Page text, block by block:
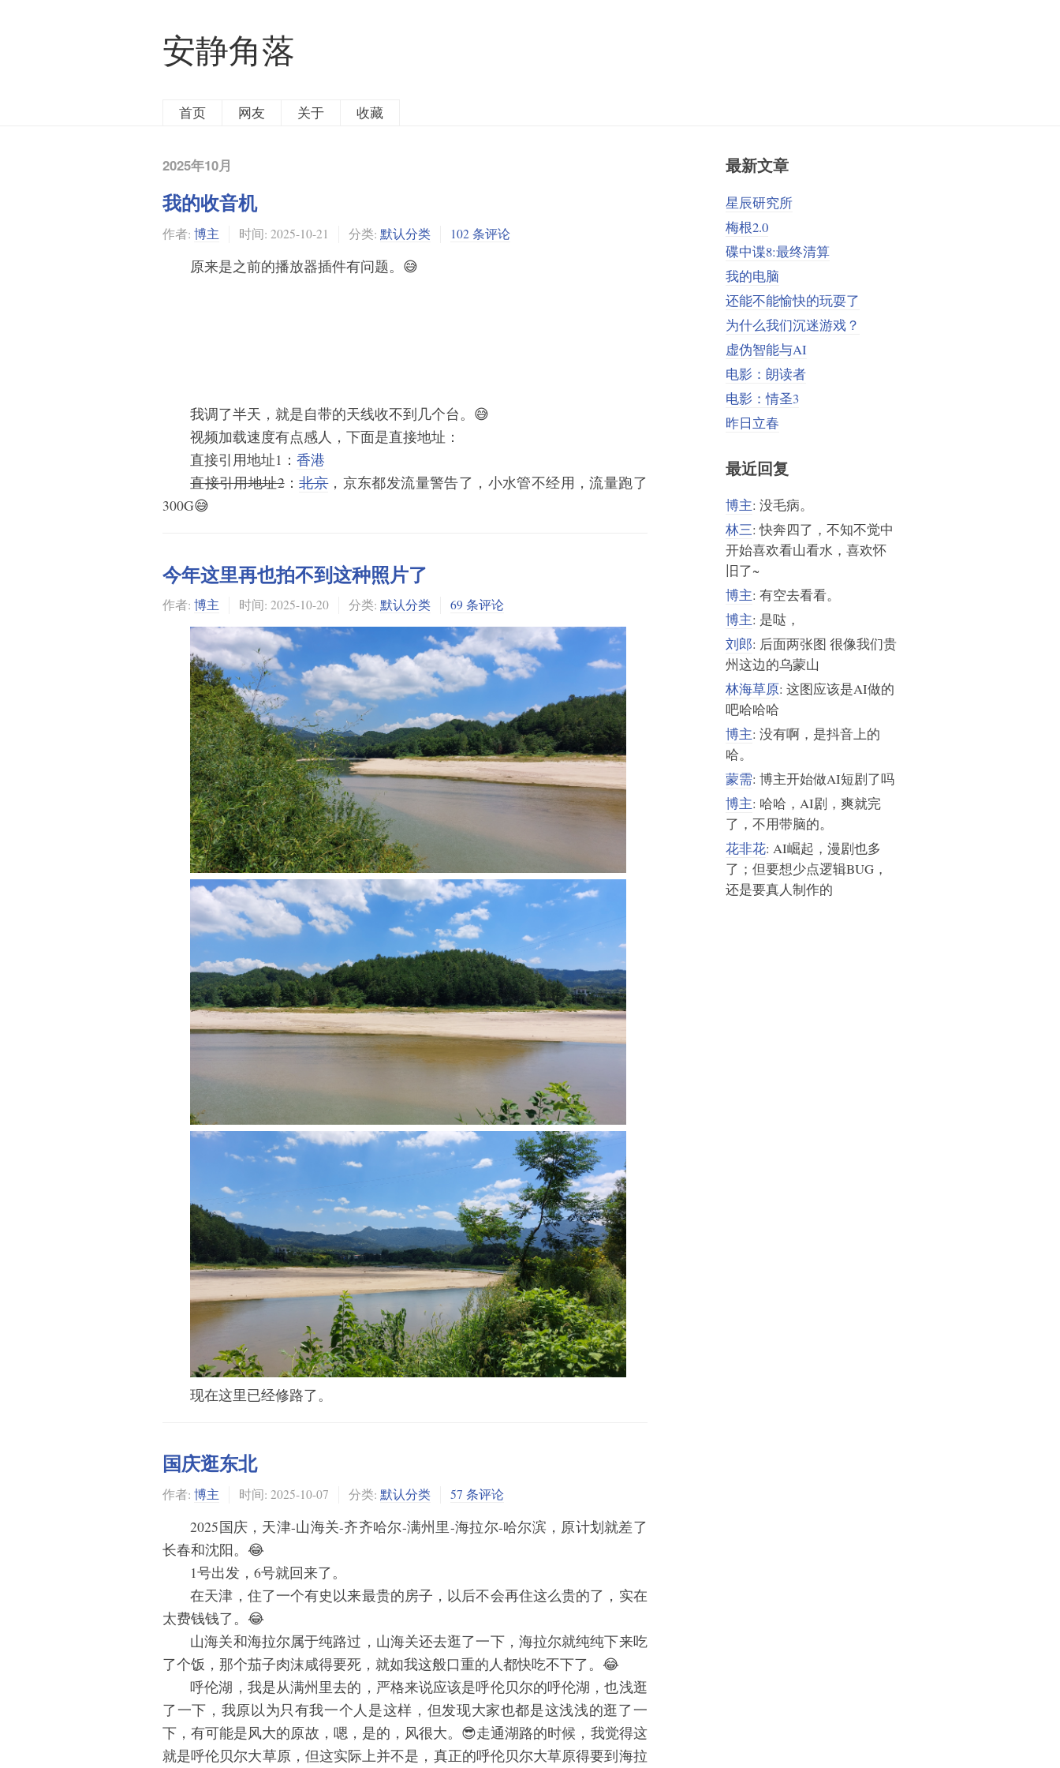
安静角落
首页 网友 关于 收藏
2025年10月
我的收音机
作者: 博主 时间: 2025-10-21 分类: 默认分类 102 条评论
原来是之前的播放器插件有问题。😅
我调了半天，就是自带的天线收不到几个台。😅
视频加载速度有点感人，下面是直接地址：
直接引用地址1：香港
直接引用地址2：北京，京东都发流量警告了，小水管不经用，流量跑了
300G😅
今年这里再也拍不到这种照片了
作者: 博主 时间: 2025-10-20 分类: 默认分类 69 条评论
现在这里已经修路了。
国庆逛东北
作者: 博主 时间: 2025-10-07 分类: 默认分类 57 条评论
2025国庆，天津-山海关-齐齐哈尔-满州里-海拉尔-哈尔滨，原计划就差了
长春和沈阳。😂
1号出发，6号就回来了。
在天津，住了一个有史以来最贵的房子，以后不会再住这么贵的了，实在
太费钱钱了。😂
山海关和海拉尔属于纯路过，山海关还去逛了一下，海拉尔就纯纯下来吃
了个饭，那个茄子肉沫咸得要死，就如我这般口重的人都快吃不下了。😂
呼伦湖，我是从满州里去的，严格来说应该是呼伦贝尔的呼伦湖，也浅逛
了一下，我原以为只有我一个人是这样，但发现大家也都是这浅浅的逛了一
下，有可能是风大的原故，嗯，是的，风很大。😎走通湖路的时候，我觉得这
就是呼伦贝尔大草原，但这实际上并不是，真正的呼伦贝尔大草原得要到海拉
最新文章
星辰研究所
梅根2.0
碟中谍8:最终清算
我的电脑
还能不能愉快的玩耍了
为什么我们沉迷游戏？
虚伪智能与AI
电影：朗读者
电影：情圣3
昨日立春
最近回复
博主: 没毛病。
林三: 快奔四了，不知不觉中
开始喜欢看山看水，喜欢怀
旧了~
博主: 有空去看看。
博主: 是哒，
刘郎: 后面两张图 很像我们贵
州这边的乌蒙山
林海草原: 这图应该是AI做的
吧哈哈哈
博主: 没有啊，是抖音上的
哈。
蒙需: 博主开始做AI短剧了吗
博主: 哈哈，AI剧，爽就完
了，不用带脑的。
花非花: AI崛起，漫剧也多
了；但要想少点逻辑BUG，
还是要真人制作的